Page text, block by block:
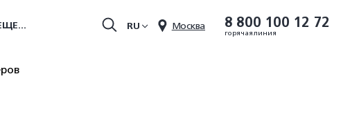
8 800 100 12 72
горячая линия
Москва
RU